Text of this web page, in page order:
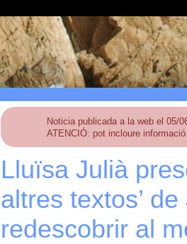
Noticia publicada a la web el 05/
ATENCIÓ: pot incloure
Lluïsa Julià
altres textos’
redescobrir al